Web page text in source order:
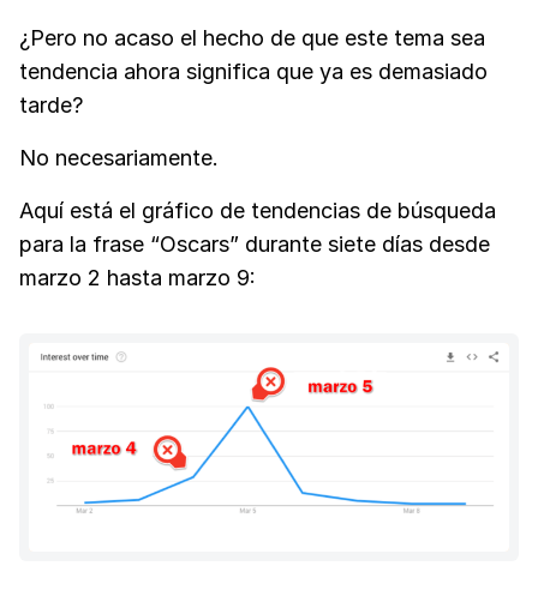
¿Pero no acaso el hecho de que este tema sea
tendencia ahora significa que ya es demasiado
tarde?
No necesariamente.
Aquí está el gráfico de tendencias de búsqueda
para la frase “Oscars” durante siete días desde
marzo 2 hasta marzo 9: